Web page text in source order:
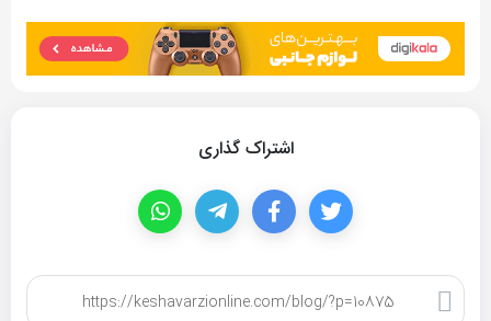
اشتراک گذاری